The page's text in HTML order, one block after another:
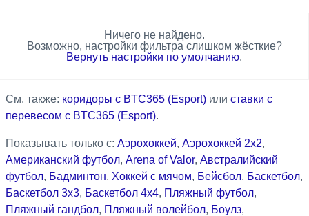
Ничего не найдено.
Возможно, настройки фильтра слишком жёсткие?
Вернуть настройки по умолчанию.
См. также: коридоры с BTC365 (Esport) или ставки с
перевесом с BTC365 (Esport).
Показывать только с: Аэрохоккей, Аэрохоккей 2x2,
Американский футбол, Arena of Valor, Австралийский
футбол, Бадминтон, Хоккей с мячом, Бейсбол, Баскетбол,
Баскетбол 3x3, Баскетбол 4x4, Пляжный футбол,
Пляжный гандбол, Пляжный волейбол, Боулз,